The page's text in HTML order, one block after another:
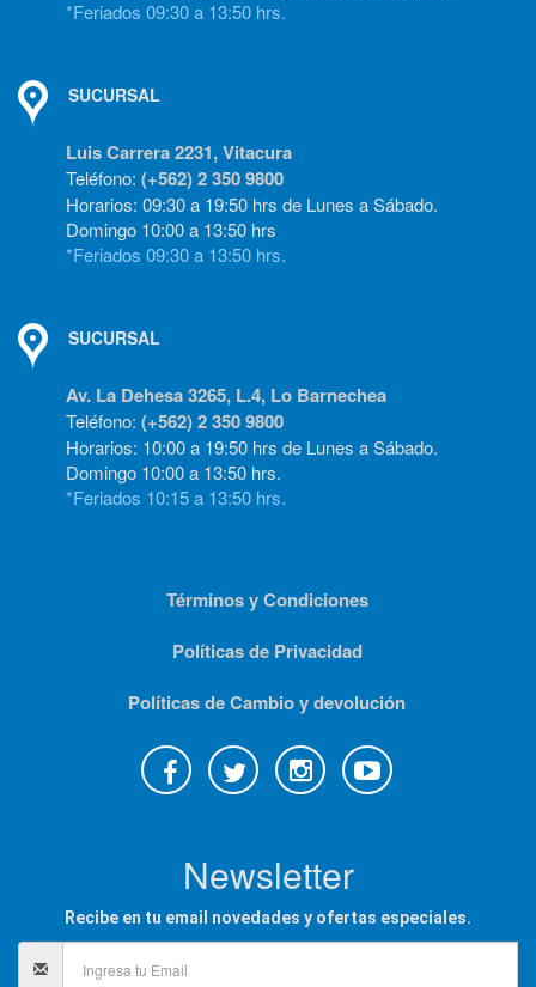
*Feriados 09:30 a 13:50 hrs.
SUCURSAL
Luis Carrera 2231, Vitacura
Teléfono: (+562) 2 350 9800
Horarios: 09:30 a 19:50 hrs de Lunes a Sábado.
Domingo 10:00 a 13:50 hrs
*Feriados 09:30 a 13:50 hrs.
SUCURSAL
Av. La Dehesa 3265, L.4, Lo Barnechea
Teléfono: (+562) 2 350 9800
Horarios: 10:00 a 19:50 hrs de Lunes a Sábado.
Domingo 10:00 a 13:50 hrs.
*Feriados 10:15 a 13:50 hrs.
Términos y Condiciones
Políticas de Privacidad
Políticas de Cambio y devolución
Newsletter
Recibe en tu email novedades y ofertas especiales.